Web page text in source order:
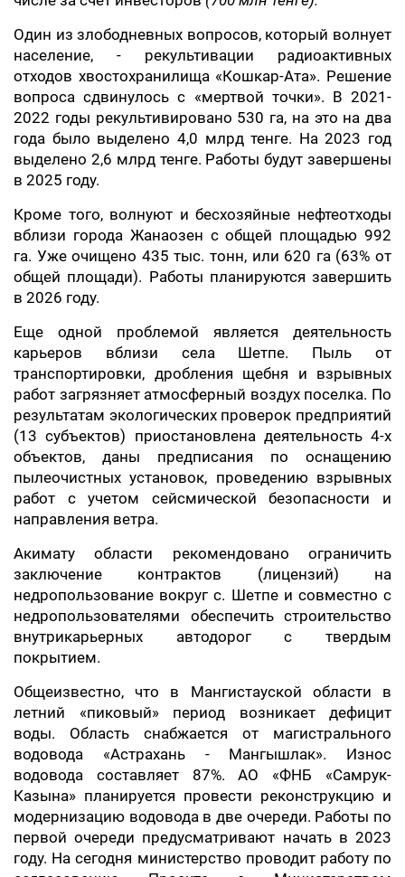
Один из злободневных вопросов, который волнует
население, - рекультивации радиоактивных
отходов хвостохранилища «Кошкар-Ата». Решение
вопроса сдвинулось с «мертвой точки». В 2021-
2022 годы рекультивировано 530 га, на это на два
года было выделено 4,0 млрд тенге. На 2023 год
выделено 2,6 млрд тенге. Работы будут завершены
в 2025 году.
Кроме того, волнуют и бесхозяйные нефтеотходы
вблизи города Жанаозен с общей площадью 992
га. Уже очищено 435 тыс. тонн, или 620 га (63% от
общей площади). Работы планируются завершить
в 2026 году.
Еще одной проблемой является деятельность
карьеров вблизи села Шетпе. Пыль от
транспортировки, дробления щебня и взрывных
работ загрязняет атмосферный воздух поселка. По
результатам экологических проверок предприятий
(13 субъектов) приостановлена деятельность 4-х
объектов, даны предписания по оснащению
пылеочистных установок, проведению взрывных
работ с учетом сейсмической безопасности и
направления ветра.
Акимату области рекомендовано ограничить
заключение контрактов (лицензий) на
недропользование вокруг с. Шетпе и совместно с
недропользователями обеспечить строительство
внутрикарьерных автодорог с твердым
покрытием.
Общеизвестно, что в Мангистауской области в
летний «пиковый» период возникает дефицит
воды. Область снабжается от магистрального
водовода «Астрахань - Мангышлак». Износ
водовода составляет 87%. АО «ФНБ «Самрук-
Казына» планируется провести реконструкцию и
модернизацию водовода в две очереди. Работы по
первой очереди предусматривают начать в 2023
году. На сегодня министерство проводит работу по